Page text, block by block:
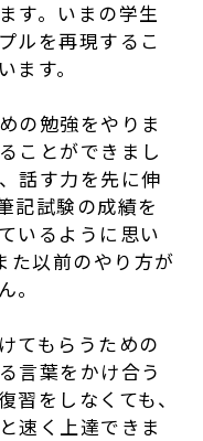
す。いまの学生
ルを再現するこ
ます。
の勉強をやりま
ことができまし
話す力を先に伸
記試験の成績を
いるように思い
た以前のやり方が
。
てもらうための
言葉をかけ合う
習をしなくても、
速く上達できま